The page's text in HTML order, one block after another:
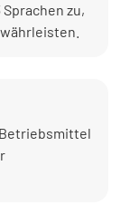
zu,